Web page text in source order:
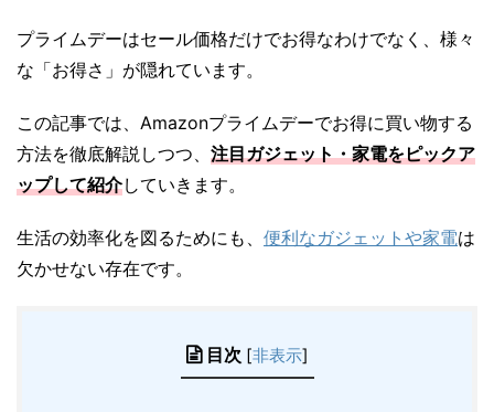
プライムデーはセール価格だけでお得なわけでなく、様々
な「お得さ」が隠れています。
この記事では、Amazonプライムデーでお得に買い物する
方法を徹底解説しつつ、 注目ガジェット・家電をピックア
ップして紹介していきます。
生活の効率化を図るためにも、 便利なガジェットや家電は
欠かせない存在です。
目次 [非表示]